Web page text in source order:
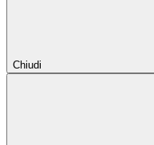
Chiudi